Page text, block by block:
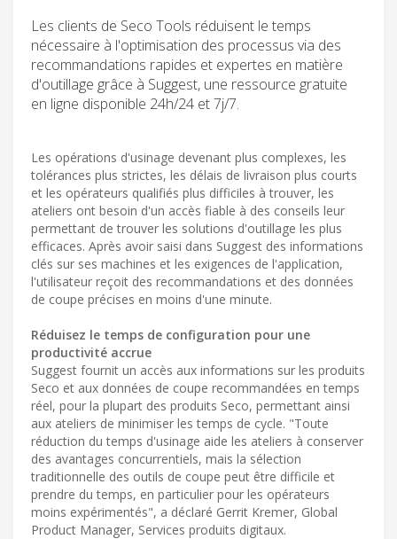
Les clients de Seco Tools réduisent le temps
nécessaire à l'optimisation des processus via des
recommandations rapides et expertes en matière
d'outillage grâce à Suggest, une ressource gratuite
en ligne disponible 24h/24 et 7j/7.
Les opérations d'usinage devenant plus complexes, les
tolérances plus strictes, les délais de livraison plus courts
et les opérateurs qualifiés plus difficiles à trouver, les
ateliers ont besoin d'un accès fiable à des conseils leur
permettant de trouver les solutions d'outillage les plus
efficaces. Après avoir saisi dans Suggest des informations
clés sur ses machines et les exigences de l'application,
l'utilisateur reçoit des recommandations et des données
de coupe précises en moins d'une minute.
Réduisez le temps de configuration pour une
productivité accrue
Suggest fournit un accès aux informations sur les produits
Seco et aux données de coupe recommandées en temps
réel, pour la plupart des produits Seco, permettant ainsi
aux ateliers de minimiser les temps de cycle. "Toute
réduction du temps d'usinage aide les ateliers à conserver
des avantages concurrentiels, mais la sélection
traditionnelle des outils de coupe peut être difficile et
prendre du temps, en particulier pour les opérateurs
moins expérimentés", a déclaré Gerrit Kremer, Global
Product Manager, Services produits digitaux.